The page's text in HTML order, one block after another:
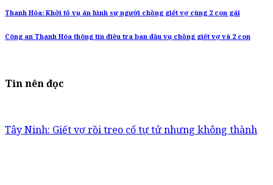
Thanh Hóa: Khởi tố vụ án hình sự người chồng giết vợ cùng 2 con gái
Công an Thanh Hóa thông tin điều tra ban đầu vụ chồng giết vợ và 2 con
Tin nên đọc
Tây Ninh: Giết vợ rồi treo cổ tự tử nhưng không thành